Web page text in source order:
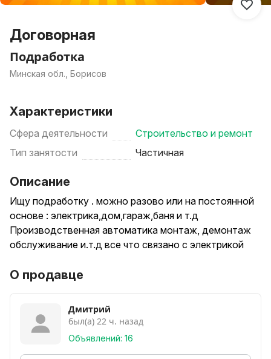
Договорная
Подработка
Минская обл., Борисов
Характеристики
Сфера деятельности
Строительство и ремонт
Тип занятости
Частичная
Описание
Ищу подработку . можно разово или на постоянной
основе : электрика,дом,гараж,баня и т.д
Производственная автоматика монтаж, демонтаж
обслуживание и.т.д все что связано с электрикой
О продавце
Дмитрий
был(а) 22 ч. назад
Объявлений: 16